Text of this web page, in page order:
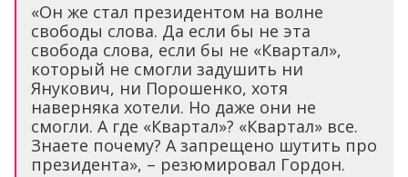
«Он же стал президентом на волне
свободы слова. Да если бы не эта
свобода слова, если бы не «Квартал»,
который не смогли задушить ни
Янукович, ни Порошенко, хотя
наверняка хотели. Но даже они не
смогли. А где «Квартал»? «Квартал» все.
Знаете почему? А запрещено шутить про
президента», – резюмировал Гордон.